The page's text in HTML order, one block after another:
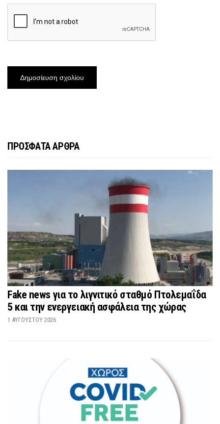
ΠΡΟΣΦΑΤΑ ΑΡΘΡΑ
Fake news για το λιγνιτικό σταθμό Πτολεμαΐδα
5 και την ενεργειακή ασφάλεια της χώρας
1 ΑΥΓΟΎΣΤΟΥ 2026